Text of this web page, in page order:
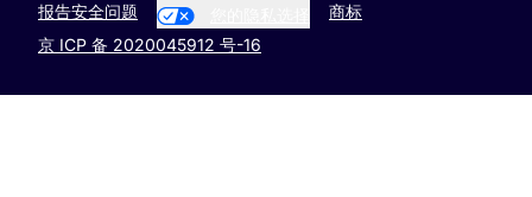
报告安全问题
商标
京 ICP 备 2020045912 号-16